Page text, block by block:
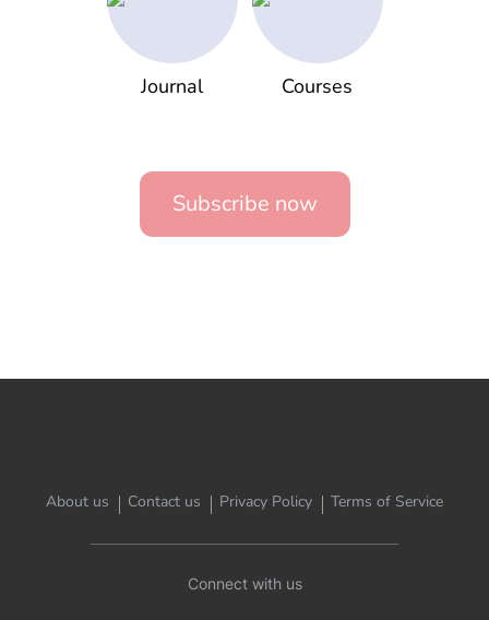
Journal Courses
Subscribe now
About us Contact us Privacy Policy Terms of Service
Connect with us